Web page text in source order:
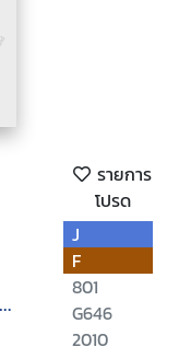
รายการ
โปรด
J
F
801
G646
2010